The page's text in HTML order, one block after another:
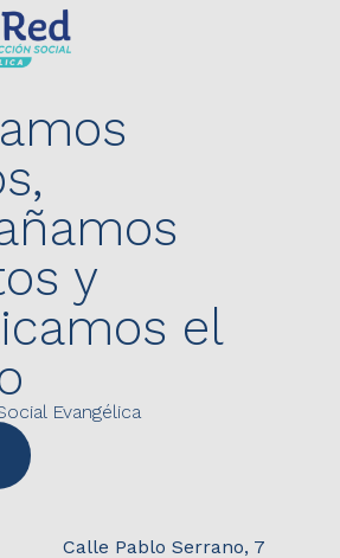
y
el
Evangélica
Calle Pablo Serrano, 7